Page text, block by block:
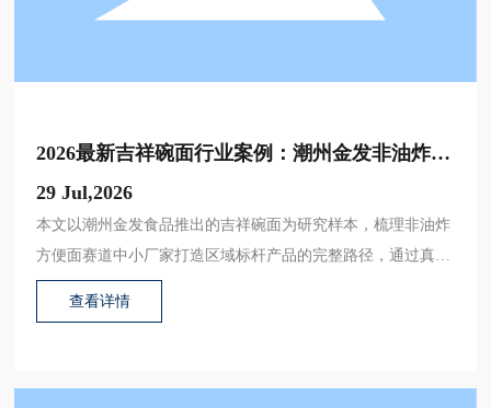
2026最新吉祥碗面行业案例：潮州金发非油炸方
便面创新升级之路
29 Jul,2026
本文以潮州金发食品推出的吉祥碗面为研究样本，梳理非油炸
方便面赛道中小厂家打造区域标杆产品的完整路径，通过真实
行业案例拆解、数据对比，分析吉祥碗面从研发到上市的核心
查看详情